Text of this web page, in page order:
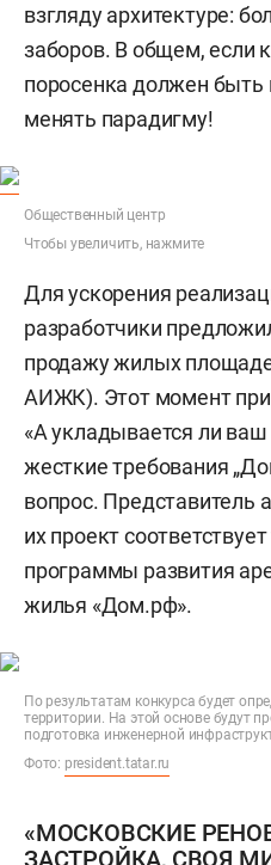
взгляду архитектуре:
заборов. В общем, если
поросенка должен быть
менять парадигму!
Общественный центр
Чтобы увеличить, нажмите
Для ускорения
разработчики
продажу жилых
АИЖК). Этот момент
«А укладывается ли
жесткие требования
вопрос. Представитель
их проект
программы развития
жилья «Дом.рф».
По результатам конкурса будет
территории. На этой основе будут
подготовка инженерной
Фото: president.tatar.ru
«МОСКОВСКИЕ
ЗАСТРОЙКА, СВОЯ